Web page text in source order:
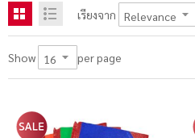
เรียงจาก
Show per page